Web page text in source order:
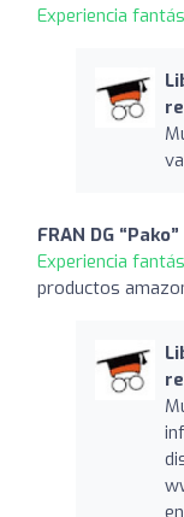
Experiencia
FRAN DG “Pako”
Experiencia
productos